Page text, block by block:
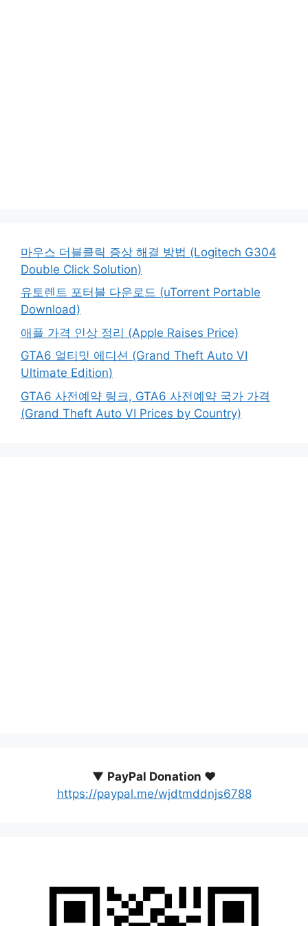
마우스 더블클릭 증상 해결 방법 (Logitech G304
Double Click Solution)
유토렌트 포터블 다운로드 (uTorrent Portable
Download)
애플 가격 인상 정리 (Apple Raises Price)
GTA6 얼티밋 에디션 (Grand Theft Auto VI
Ultimate Edition)
GTA6 사전예약 링크, GTA6 사전예약 국가 가격
(Grand Theft Auto VI Prices by Country)
▼ PayPal Donation ♥️
https://paypal.me/wjdtmddnjs6788